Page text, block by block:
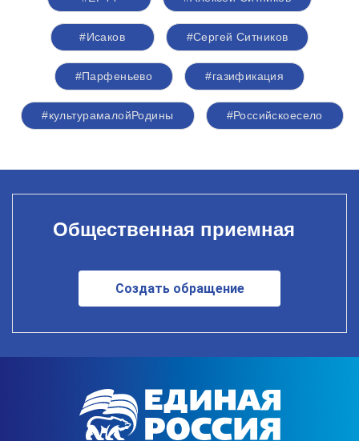
#Исаков #Сергей Ситников
#Парфеньево #газификация
#культурамалойРодины #Российскоесело
Общественная приемная
Создать обращение